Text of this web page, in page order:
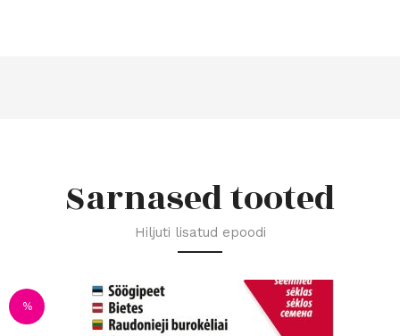
Sarnased tooted
Hiljuti lisatud epoodi
%